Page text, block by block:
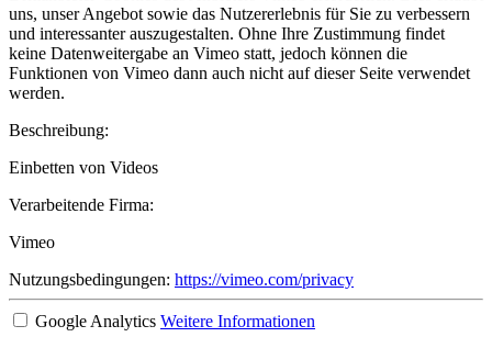
uns, unser Angebot sowie das Nutzererlebnis für Sie zu verbessern
und interessanter auszugestalten. Ohne Ihre Zustimmung findet
keine Datenweitergabe an Vimeo statt, jedoch können die
Funktionen von Vimeo dann auch nicht auf dieser Seite verwendet
werden.
Beschreibung:
Einbetten von Videos
Verarbeitende Firma:
Vimeo
Nutzungsbedingungen: https://vimeo.com/privacy
Google Analytics Weitere Informationen